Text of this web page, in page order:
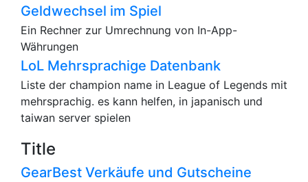
Geldwechsel im Spiel
Ein Rechner zur Umrechnung von In-App-
Währungen
LoL Mehrsprachige Datenbank
Liste der champion name in League of Legends mit
mehrsprachig. es kann helfen, in japanisch und
taiwan server spielen
Title
GearBest Verkäufe und Gutscheine